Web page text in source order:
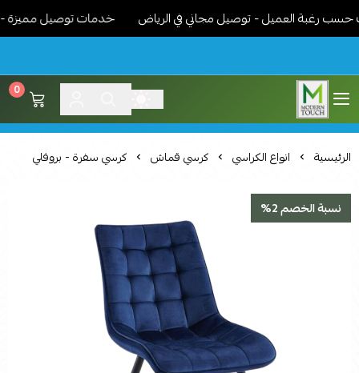
رغبة العميل - توصيل مجاني في الرياض خدمات توصيل مميزة -
اثاث مودرن لمسة عصرية
0
الرئيسية انواع الكراسي كرسي قماش كرسي سفرة - بروفلي
نسبة الخصم 2%